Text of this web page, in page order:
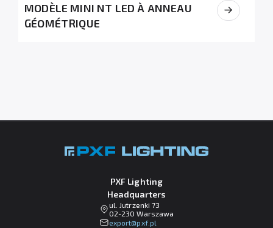
MODÈLE MINI NT LED À ANNEAU
GÉOMÉTRIQUE
PXF Lighting
Headquarters
ul. Jutrzenki 73
02-230 Warszawa
lp.fxp@tropxe